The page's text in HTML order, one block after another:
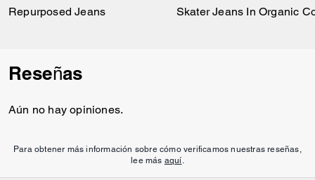
Repurposed Jeans Skater Jeans In Organic
Reseñas
Aún no hay opiniones.
Para obtener más información sobre cómo verificamos nuestras reseñas,
lee más aquí